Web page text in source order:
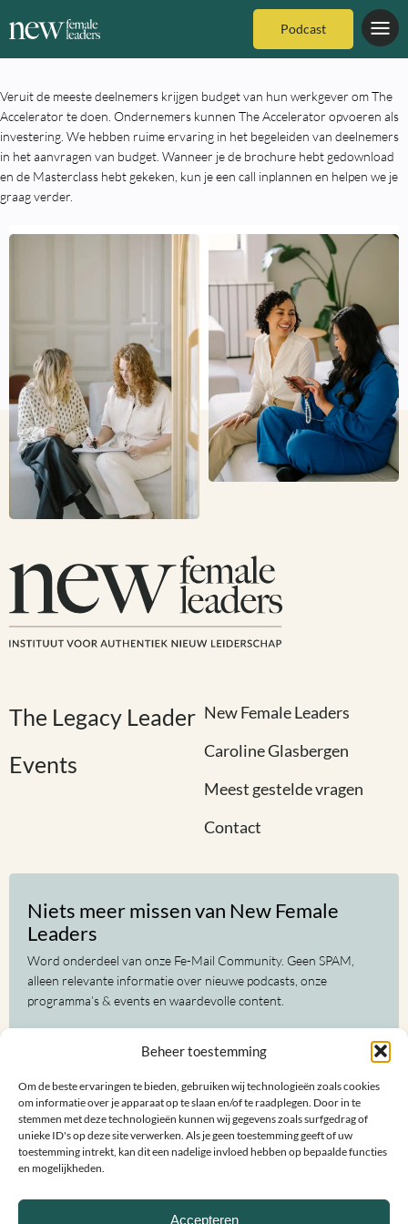
Beheer toestemming
Om de beste ervaringen te bieden, gebruiken wij technologieën zoals cookies
om informatie over je apparaat op te slaan en/of te raadplegen. Door in te
stemmen met deze technologieën kunnen wij gegevens zoals surfgedrag of
unieke ID's op deze site verwerken. Als je geen toestemming geeft of uw
toestemming intrekt, kan dit een nadelige invloed hebben op bepaalde functies
en mogelijkheden.
Accepteren
Podcast
Veruit de meeste deelnemers krijgen budget van hun werkgever om The
Accelerator te doen. Ondernemers kunnen The Accelerator opvoeren als
investering. We hebben ruime ervaring in het begeleiden van deelnemers
in het aanvragen van budget. Wanneer je de brochure hebt gedownload
en de Masterclass hebt gekeken, kun je een call inplannen en helpen we je
graag verder.
The Legacy Leader
Events
New Female Leaders
Caroline Glasbergen
Meest gestelde vragen
Contact
Niets meer missen van New Female
Leaders
Word onderdeel van onze Fe-Mail Community. Geen SPAM,
alleen relevante informatie over nieuwe podcasts, onze
programma’s & events en waardevolle content.
(Vereist)
E-
mailadres
(Vereist)